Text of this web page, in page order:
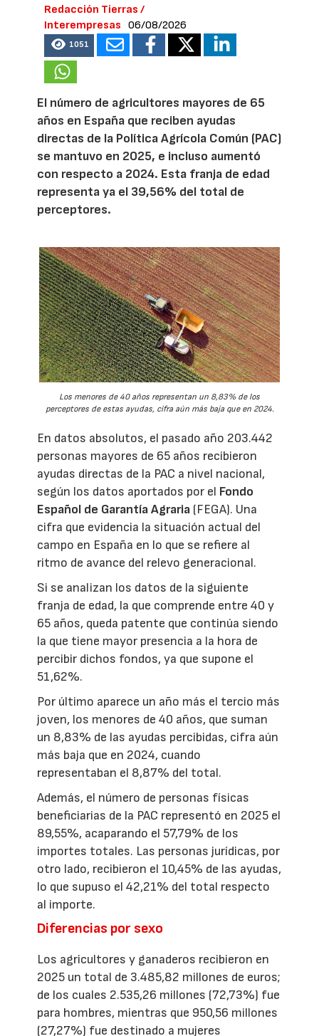
Redacción Tierras /
Interempresas
06/08/2026
1051
El número de agricultores mayores de 65
años en España que reciben ayudas
directas de la Política Agrícola Común (PAC)
se mantuvo en 2025, e incluso aumentó
con respecto a 2024. Esta franja de edad
representa ya el 39,56% del total de
perceptores.
Los menores de 40 años representan un 8,83% de los
perceptores de estas ayudas, cifra aún más baja que en 2024.
En datos absolutos, el pasado año 203.442
personas mayores de 65 años recibieron
ayudas directas de la PAC a nivel nacional,
según los datos aportados por el Fondo
Español de Garantía Agraria (FEGA). Una
cifra que evidencia la situación actual del
campo en España en lo que se refiere al
ritmo de avance del relevo generacional.
Si se analizan los datos de la siguiente
franja de edad, la que comprende entre 40 y
65 años, queda patente que continúa siendo
la que tiene mayor presencia a la hora de
percibir dichos fondos, ya que supone el
51,62%.
Por último aparece un año más el tercio más
joven, los menores de 40 años, que suman
un 8,83% de las ayudas percibidas, cifra aún
más baja que en 2024, cuando
representaban el 8,87% del total.
Además, el número de personas físicas
beneficiarias de la PAC representó en 2025 el
89,55%, acaparando el 57,79% de los
importes totales. Las personas jurídicas, por
otro lado, recibieron el 10,45% de las ayudas,
lo que supuso el 42,21% del total respecto
al importe.
Diferencias por sexo
Los agricultores y ganaderos recibieron en
2025 un total de 3.485,82 millones de euros;
de los cuales 2.535,26 millones (72,73%) fue
para hombres, mientras que 950,56 millones
(27,27%) fue destinado a mujeres